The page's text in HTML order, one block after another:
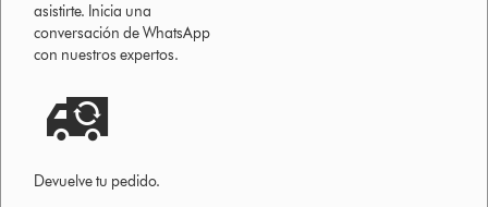
asistirte. Inicia una
conversación de WhatsApp
con nuestros expertos.
Devuelve tu pedido.